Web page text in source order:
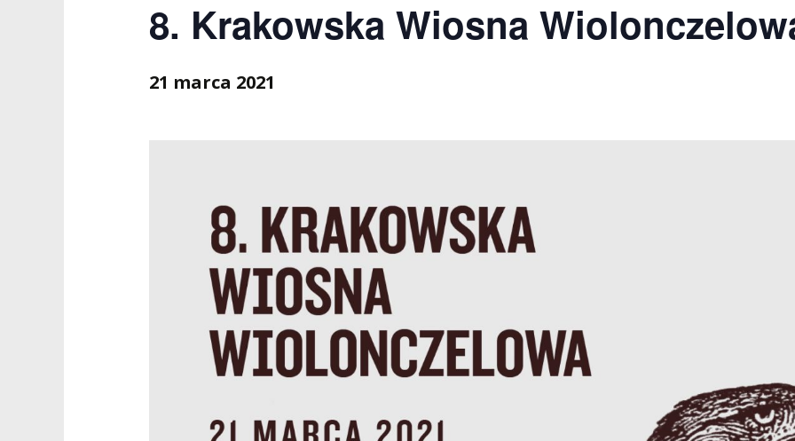
PROFESURY HONOROWE
EXCELLENCE IN TEACHING
BIBLIOTEKA
PENDERECKI ACADEMY
PRESS
DOM STUDENCKI
8. Krakowska Wiosna
21 marca 2021